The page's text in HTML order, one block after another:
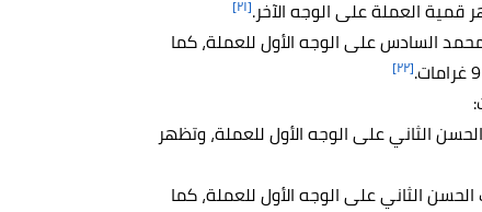
العملة على الوجه الآخر.[٢١]
صورة الملك محمد السادس على الوجه الأول للعملة، كما
[٢٢]
صورة الملك الحسن الثاني على الوجه الأول للعملة، وتظهر
صورة الملك الحسن الثاني على الوجه الأول للعملة، كما